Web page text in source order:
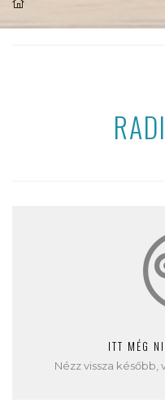
ITT MÉG
Nézz vissza később,